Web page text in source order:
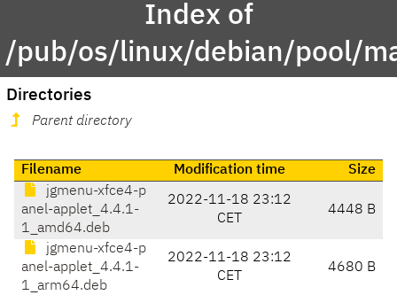
Index of
/pub/os/linux/debian/pool/
Directories
Parent directory
Filename Modification time
Size
jgmenu-xfce4-p
anel-applet_4.4.1-
1_amd64.deb
2022-11-18 23:12
CET
4448 B
jgmenu-xfce4-p
anel-applet_4.4.1-
1_arm64.deb
2022-11-18 23:12
CET
4680 B